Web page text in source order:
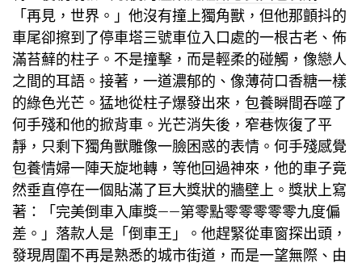
「再見，世界。」他沒有撞上獨角獸，但他那顫抖的
車尾卻擦到了停車塔三號車位入口處的一根古老、佈
滿苔蘚的柱子。不是撞擊，而是輕柔的碰觸，像戀人
之間的耳語。接著，一道濃郁的、像薄荷口香糖一樣
的綠色光芒。猛地從柱子爆發出來， 包養瞬間吞噬了
何手殘和他的掀背車。光芒消失後，窄巷恢復了平
靜，只剩下獨角獸雕像一臉困惑的表情。何手殘感覺
包養情婦一陣天旋地轉，等他回過神來，他的車子竟
然垂直停在一個貼滿了巨大獎狀的牆壁上。獎狀上寫
著：「完美倒車入庫獎——第零點零零零零零九度偏
差。」落款人是「倒車王」。他趕緊從車窗探出頭，
發現周圍不再是熟悉的城市街道，而是一望無際、由